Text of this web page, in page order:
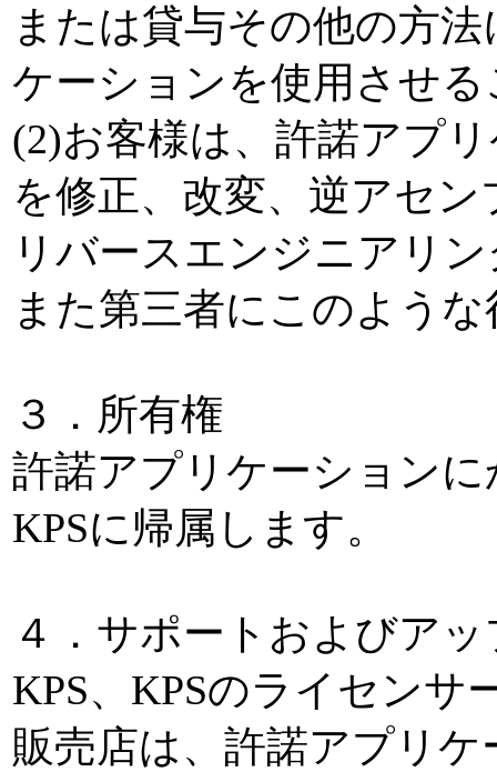
または貸与その他の方
ケーションを使用させ
(2)お客様は、許諾アプ
を修正、改変、逆アセ
リバースエンジニアリ
また第三者にこのよう
３．所有権
許諾アプリケーション
KPSに帰属します。
４．サポートおよびア
KPS、KPSのライセンサ
販売店は、許諾アプリ